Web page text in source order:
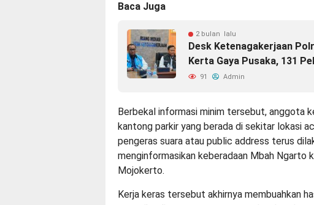
Baca Juga
2 bulan lalu
Desk Ketenagakerjaan
Kerta Gaya Pusaka, 131
91 Admin
Berbekal informasi minim tersebut, anggota
kantong parkir yang berada di sekitar lokasi
pengeras suara atau public address terus
menginformasikan keberadaan Mbah Ngarto
Mojokerto.
Kerja keras tersebut akhirnya membuahkan